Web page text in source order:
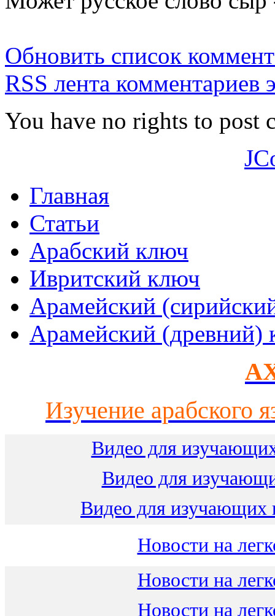
Обновить список
RSS лента комментариев
You have no rights to post
Главная
Статьи
Арабский ключ
Ивритский ключ
Арамейский
Арамейский (древний)
Изучение арабского
Видео для
Видео для
Видео для изучающих
Новости на
Новости на
Новости на